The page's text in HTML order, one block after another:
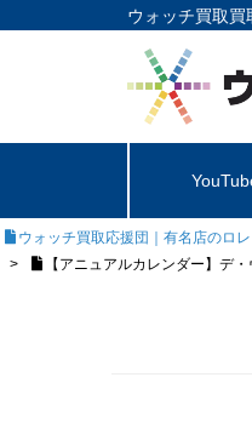
ウォッチ買取買
ウォッチ買取応援団｜有名店のロ
【アニュアルカレンダー】デ